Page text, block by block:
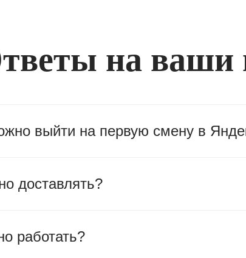
на ваши
выйти на первую смену в
доставлять?
работать?